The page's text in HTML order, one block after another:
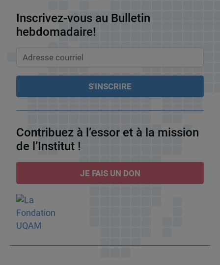
Inscrivez-vous au Bulletin
hebdomadaire!
Contribuez à l’essor et à la mission
de l’Institut !
JE FAIS UN DON